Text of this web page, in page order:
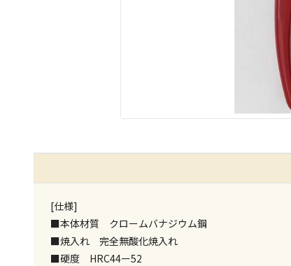
[仕様]
■本体材質 クロームバナジウム鋼
■焼入れ 完全無酸化焼入れ
■硬度 HRC44ー52